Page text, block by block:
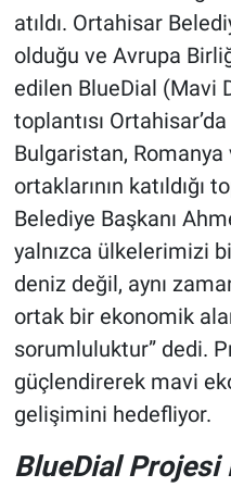
atıldı. Ortahisar
olduğu ve Avrupa
edilen BlueDial (Mavi
toplantısı
Bulgaristan, Romanya
ortaklarının katıldığı
Belediye Başkanı
yalnızca ülkelerimizi
deniz değil, aynı
ortak bir ekonomik
sorumluluktur” dedi.
güçlendirerek mavi
gelişimini hedefliyor.
BlueDial Projesi